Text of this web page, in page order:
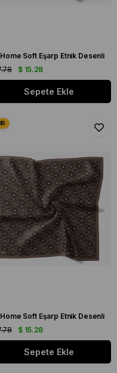
Soft Eşarp Etnik Desenli
$ 15.28
Sepete Ekle
Soft Eşarp Etnik Desenli
$ 15.28
Sepete Ekle